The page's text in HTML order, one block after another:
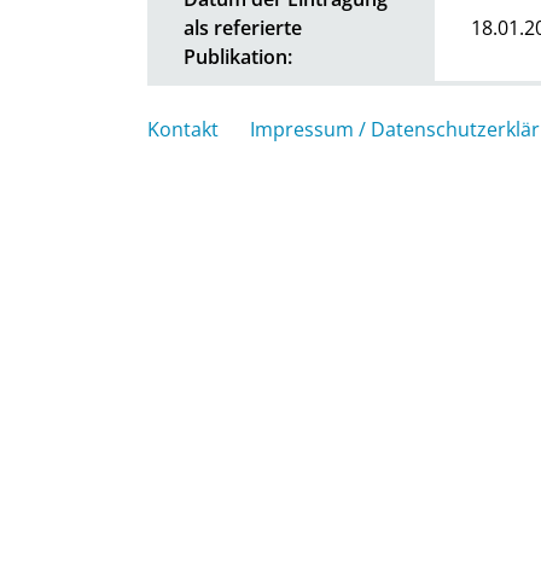
als referierte
Publikation:
Kontakt Impressum /